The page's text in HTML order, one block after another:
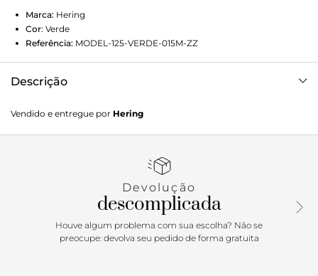
Marca: Hering
Cor: Verde
Referência: MODEL-125-VERDE-015M-ZZ
Descrição
clássico para usar todos os dias da semana. Elaborada
ribana canelada de algodão, possui modelagem slim com
Dicas de Uso: Versátil, é ideal para quem deseja aliar
para um visual casual completo! Detalhes da peça: Em
ribana Canelada Modelagem slim Gola redonda Cavas
regulares Alças largas
Vendido e entregue por Hering
Devolução
descomplicada
Houve algum problema com sua escolha? Não se
preocupe: devolva seu pedido de forma gratuita